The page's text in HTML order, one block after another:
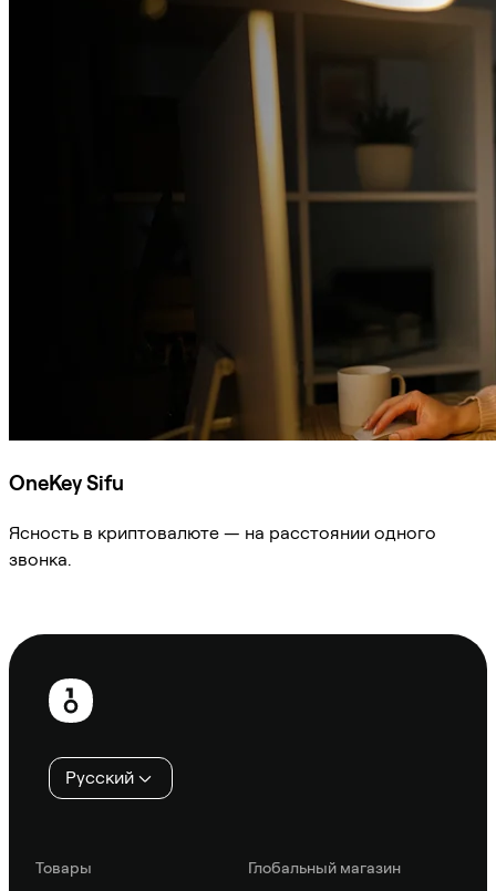
OneKey Sifu
Ясность в криптовалюте — на расстоянии одного
звонка.
Нижний
колонтитул
Русский
Товары
Глобальный магазин